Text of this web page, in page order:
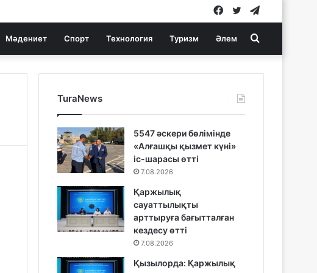
Twitter
Facebook
Мәдениет Спорт Технология Туризм Әлем Search
for
TuraNews
5547 әскери бөлімінде
«Алғашқы қызмет күні»
іс-шарасы өтті
7.08.2026
Қаржылық
сауаттылықты
арттыруға бағытталған
кездесу өтті
7.08.2026
Қызылорда: Қаржылық